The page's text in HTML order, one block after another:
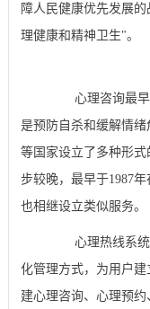
障人民健康优先发展
理健康和精神卫生"。
心理咨询最早
是预防自杀和缓解情
等国家设立了多种形
步较晚，最早于1987
也相继设立类似服务。
心理热线系统
化管理方式，为用户
建心理咨询、心理预